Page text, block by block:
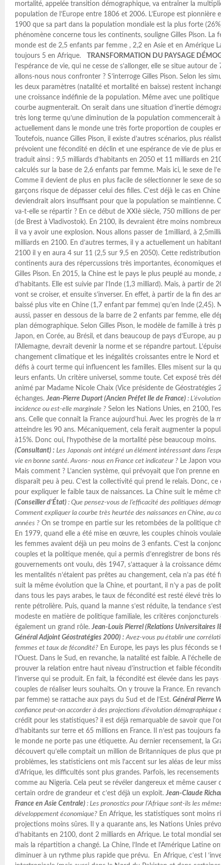
mortalité, appelée transition démographique, va entraîner la
population de l’Europe entre 1806 et 2006. L’Europe est pionnière
1900 que sa part dans la population mondiale est la plus forte
phénomène concerne tous les continents, souligne Gilles Pison. La
monde est de 2,5 enfants par femme , 2,2 en Asie et en Amérique
toujours 5 en Afrique.
TRANSFORMATION DU PAYSAGE
l’espérance de vie, qui ne cesse de s’allonger, elle se situe autour
allons-nous nous confronter ? S’interroge Gilles Pison. Selon les
les deux paramètres (natalité et mortalité en baisse) restent
une croissance indéfinie de la population. Même avec une politique
courbe augmenterait. On serait dans une situation d’inertie
très long terme qu’une diminution de la population commencerait
actuellement dans le monde une très forte proportion de couples
Toutefois, nuance Gilles Pison, il existe d’autres scénarios, plus
prévoient une fécondité en déclin et une espérance de vie de plus
traduit ainsi : 9,5 milliards d’habitants en 2050 et 11 milliards en
calculés sur la base de 2,6 enfants par femme. Mais ici, le sexe de
Comme il devient de plus en plus facile de sélectionner le sexe de
garçons risque de dépasser celui des filles. C’est déjà le cas en
deviendrait alors insuffisant pour que la population se maintienne.
va-t-elle se répartir ? En ce début de XXIè siècle, 750 millions de
(de Brest à Vladivostok). En 2100, ils devraient être moins
il va y avoir une explosion. Nous allons passer de 1milliard, à
milliards en 2100. En d’autres termes, il y a actuellement un
2100 il y en aura 4 sur 11 (2,5 sur 9,5 en 2050). Cette
continents aura des répercussions très importantes, économiques
Gilles Pison. En 2015, la Chine est le pays le plus peuplé au monde,
d’habitants. Elle est suivie par l’Inde (1,3 milliard). Mais, à partir de
vont se croiser, et ensuite s’inverser. En effet, à partir de la fin des
baissé plus vite en Chine (1,7 enfant par femme) qu’en Inde (2,45).
aussi, passer en dessous de la barre de 2 enfants par femme, elle
plan démographique. Selon Gilles Pison, le modèle de famille à très
Japon, en Corée, au Brésil, et dans beaucoup de pays d’Europe, au
l’Allemagne, devrait devenir la norme et se répandre partout.
changement climatique et les inégalités croissantes entre le Nord
défis à court terme qui influencent les familles. Elles misent sur la
leurs enfants. Un critère universel, somme toute. Cet exposé très
animé par Madame Nicole Chaix (Vice présidente de Géostratégies
échanges.Jean-Pierre Duport (Ancien Préfet Ile de France) :
incidence ou est-elle marginale ? Selon les Nations Unies, en 2100,
ans. Celle que connaît la France aujourd’hui. Avec les progrès de la
atteindre les 90 ans. Mécaniquement, cela ferait augmenter la
à15%. Donc oui, l’hypothèse de la mortalité pèse beaucoup moins.
(Consultant) : Les Japonais ont intégré un élément intéressant dans
vie en bonne santé. Avons- nous en France cet indicateur ? Le Japon
Mais comment ? L’ancien système, qui prévoyait que l’on prenne
disparaît peu à peu. C’est la collectivité qui prend le relais. Donc,
pour expliquer le faible taux de naissances. La Chine suit le même
(Conseiller d’État) : Que pensez-vous de l’efficacité des politiques
Comment expliquer la courbe très heurtée des naissances en Chine, au
années ? On se trompe en partie sur les retombées de la politique
En 1979, quand elle a été mise en œuvre, les couples chinois
les femmes avaient déjà un peu moins de 3 enfants. C’est la
couples et la politique menée, qui a permis d’enregistrer de bons
gouvernements ont voulu, dès 1947, s’attaquer à la croissance
les mentalités n’étaient pas prêtes au changement, cela n’a pas été
suit la même évolution que la Chine, et pourtant, il n’y a pas de
dans tous les pays arabes, le taux de fécondité est resté élevé très
rente pétrolière. Puis, quand la manne s’est réduite, la tendance
modeste en matière de politique familiale, les critères
également un grand rôle.Jean-Louis Pierrel (Relations Universitaires
Général Adjoint Géostratégies 2000) : Avez-vous pu établir une
femmes et taux de fécondité? En Europe, les pays les plus féconds
l’Ouest. Dans le Sud, en revanche, la natalité est faible. A l’échelle
prouver la relation entre haut niveau d’instruction et faible
l’inverse qui se produit. En fait, la fécondité est élevée dans les
couples de réaliser leurs souhaits. On y trouve la France. En
par femme) se rattache aux pays du Sud et de l’Est. Général Pierre
confiance peut-on accorder à des projections d’évolution démographique
crédit pour les statistiques? il est déjà remarquable de savoir que
d’habitants sur terre et 65 millions en France. Il n’est pas toujours
le monde ne porte pas une étiquette. Au dernier recensement, la
découvert qu’elle comptait un million de Britanniques de plus que
problèmes, les statisticiens ont mis l’accent sur les aléas de leur
d’Afrique, les difficultés sont plus grandes. Parfois, les
comme au Nigeria. Cela peut se révéler dangereux et même causer
certain ordre de grandeur et c’est déjà un exploit.Jean-Claude
France en Asie Centrale) : Les pronostics pour l’Afrique sont-ils les
développement économique? En Afrique, les statistiques sont moins
projections moins sûres. Il y a quarante ans, les Nations Unies
d’habitants en 2100, dont 2 milliards en Afrique. Le total mondial
mais la répartition a changé. La Chine, l’Inde et l’Amérique Latine
diminuer à un rythme plus rapide que prévu. En Afrique, c’est l